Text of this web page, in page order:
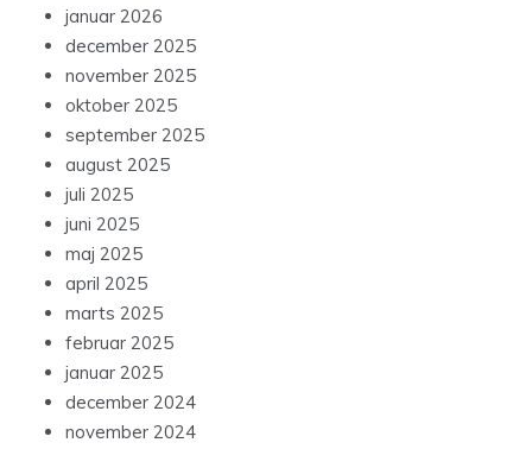
januar 2026
december 2025
november 2025
oktober 2025
september 2025
august 2025
juli 2025
juni 2025
maj 2025
april 2025
marts 2025
februar 2025
januar 2025
december 2024
november 2024